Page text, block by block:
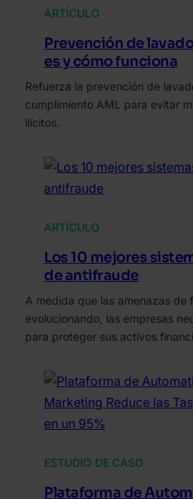
ARTÍCULO
Prevención de
es y cómo funciona
Refuerza la prevención de
cumplimiento AML para evitar
ilícitos.
ARTÍCULO
Los 10 mejores
de antifraude
A medida que las amenazas de
evolucionando, las empresas
para proteger sus activos
ESTUDIO DE CASO
Plataforma de